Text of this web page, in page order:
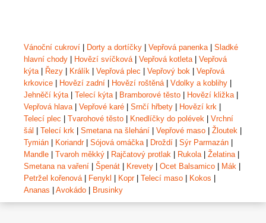
Vánoční cukroví | Dorty a dortíčky | Vepřová panenka | Sladké
hlavní chody | Hovězí svíčková | Vepřová kotleta | Vepřová
kýta | Řezy | Králík | Vepřová plec | Vepřový bok | Vepřová
krkovice | Hovězí zadní | Hovězí roštěná | Vdolky a koblihy |
Jehněčí kýta | Telecí kýta | Bramborové těsto | Hovězí kližka |
Vepřová hlava | Vepřové karé | Srnčí hřbety | Hovězí krk |
Telecí plec | Tvarohové těsto | Knedlíčky do polévek | Vrchní
šál | Telecí krk | Smetana na šlehání | Vepřové maso | Žloutek |
Tymián | Koriandr| Sójová omáčka | Droždí | Sýr Parmazán |
Mandle | Tvaroh měkký | Rajčatový protlak | Rukola | Želatina |
Smetana na vaření | Špenát | Krevety | Ocet Balsamico | Mák |
Petržel kořenová | Fenykl | Kopr| Telecí maso | Kokos |
Ananas | Avokádo | Brusinky